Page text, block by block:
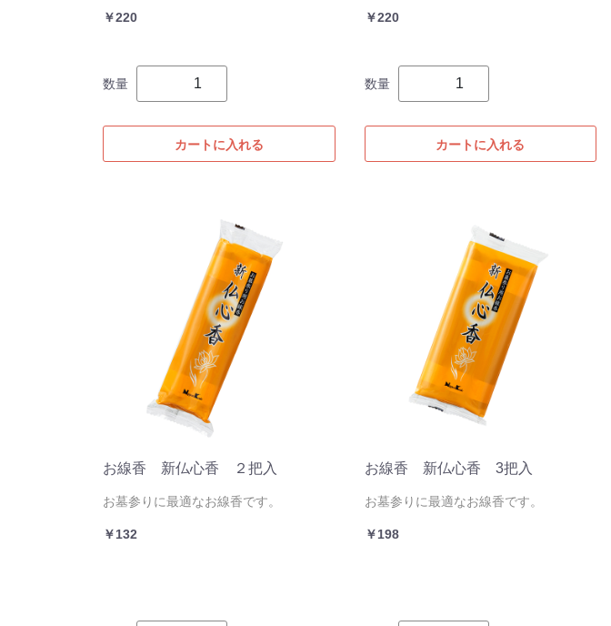
￥220
数量
カートに入れる
￥220
数量
カートに入れる
お線香 新仏心香 ２把入
お墓参りに最適なお線香です。
￥132
お線香 新仏心香 3把入
お墓参りに最適なお線香です。
￥198